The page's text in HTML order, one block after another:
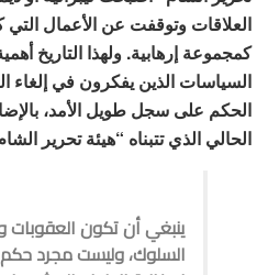
العلاقات وتوقفت عن الأعمال
كمجموعة إرهابية. ولهذا التاريخ
السياسات الذين يفكرون في إلغاء
الحكم على سجل طويل الأمد،
الحالي الذي تتبناه “هيئة تحرير
ينبغي أن تكون العقوبات
السلوك، وليست مجرد